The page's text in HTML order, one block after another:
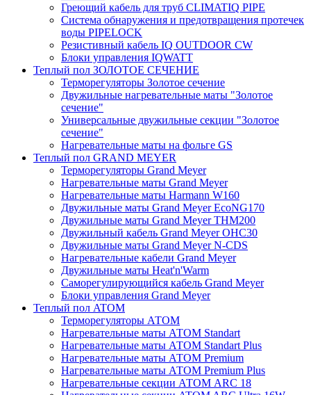
Греющий кабель для труб CLIMATIQ PIPE
Система обнаружения и предотвращения протечек
воды PIPELOCK
Резистивный кабель IQ OUTDOOR CW
Блоки управления IQWATT
Теплый пол ЗОЛОТОЕ СЕЧЕНИЕ
Терморегуляторы Золотое сечение
Двужильные нагревательные маты "Золотое
сечение"
Универсальные двужильные секции "Золотое
сечение"
Нагревательные маты на фольге GS
Теплый пол GRAND MEYER
Терморегуляторы Grand Meyer
Нагревательные маты Grand Meyer
Нагревательные маты Harmann W160
Двужильные маты Grand Meyer EcoNG170
Двужильные маты Grand Meyer THM200
Двужильный кабель Grand Meyer OHC30
Двужильные маты Grand Meyer N-CDS
Нагревательные кабели Grand Meyer
Двужильные маты Heat'n'Warm
Саморегулирующийся кабель Grand Meyer
Блоки управления Grand Meyer
Теплый пол ATOM
Терморегуляторы АТОМ
Нагревательные маты АТОМ Standart
Нагревательные маты АТОМ Standart Plus
Нагревательные маты АТОМ Premium
Нагревательные маты АТОМ Premium Plus
Нагревательные секции АТОМ ARC 18